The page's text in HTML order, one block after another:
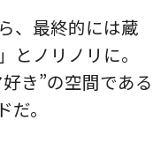
、最終的には蔵
とノリノリに。
き”の空間である
。